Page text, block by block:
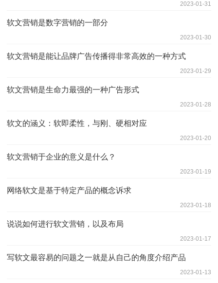
2023-01-31
软文营销是数字营销的一部分
2023-01-30
软文营销是能让品牌广告传播得非常高效的一种方式
2023-01-29
软文营销是生命力最强的一种广告形式
2023-01-28
软文的涵义：软即柔性，与刚、硬相对应
2023-01-20
软文营销于企业的意义是什么？
2023-01-19
网络软文是基于特定产品的概念诉求
2023-01-18
说说如何进行软文营销，以及布局
2023-01-17
写软文最容易的问题之一就是从自己的角度介绍产品
2023-01-13